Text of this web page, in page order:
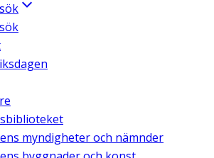
myndigheter och nämnder